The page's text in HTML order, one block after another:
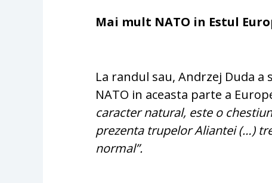
Mai mult NATO in Estul
La randul sau, Andrzej Duda
NATO in aceasta parte a
caracter natural, este o
prezenta trupelor Aliantei (…)
normal”.